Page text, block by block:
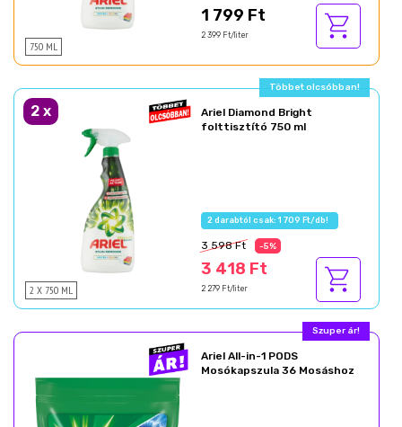
750 ML
1 799 Ft
2 399 Ft/liter
Ajándék akció!
2 x
2 X 750 ML
Ariel Diamond Bright
folttisztító 750 ml
Az akció részletei
3 598 Ft -5%
3 418 Ft
2 279 Ft/liter
Szuper ár!
Ariel All-in-1 PODS
Mosókapszula 36 Mosáshoz